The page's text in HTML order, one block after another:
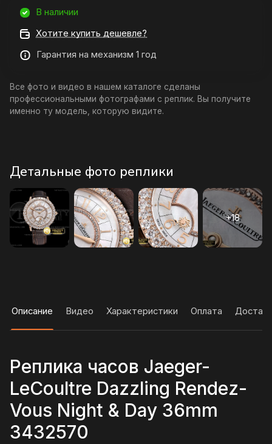
В наличии
Хотите купить дешевле?
Гарантия на механизм 1 год
Все фото и видео в нашем каталоге сделаны
профессиональными фотографами с реплик. Вы получите
именно ту модель, которую видите.
Детальные фото реплики
Описание Видео Характеристики Оплата
Реплика часов Jaeger-
LeCoultre Dazzling Rendez-
Vous Night & Day 36mm
3432570